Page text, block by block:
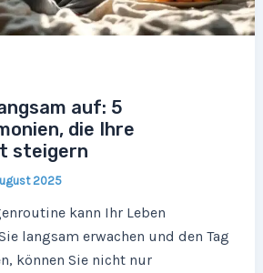
auf: 5
die Ihre
steigern
2025
kann Ihr Leben
langsam erwachen und den Tag
können Sie nicht nur